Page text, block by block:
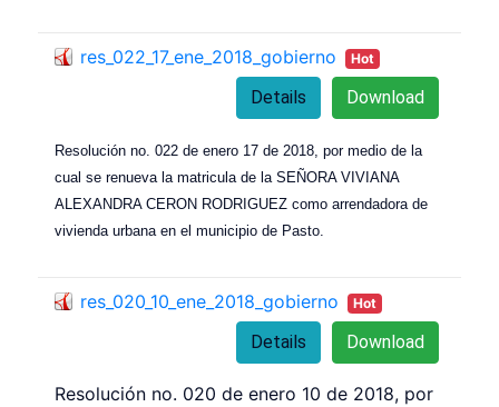
res_022_17_ene_2018_gobierno Hot
Download
Details
Resolución no. 022 de enero 17 de 2018, por medio de la
cual se renueva la matricula de la SEÑORA VIVIANA
ALEXANDRA CERON RODRIGUEZ como arrendadora de
vivienda urbana en el municipio de Pasto.
res_020_10_ene_2018_gobierno Hot
Download
Details
Resolución no. 020 de enero 10 de 2018, por